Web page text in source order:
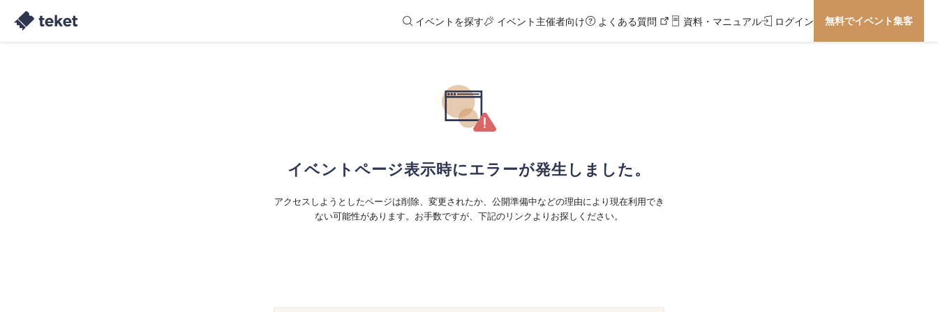
イベントを探す イベント主催者向け よくある質問 資料・マニュアル ログイン 無料でイベント集客
イベントページ表示時にエラーが発生しました。
アクセスしようとしたページは削除、変更されたか、公開準備中などの理由により現在利用でき
ない可能性があります。お手数ですが、下記のリンクよりお探しください。